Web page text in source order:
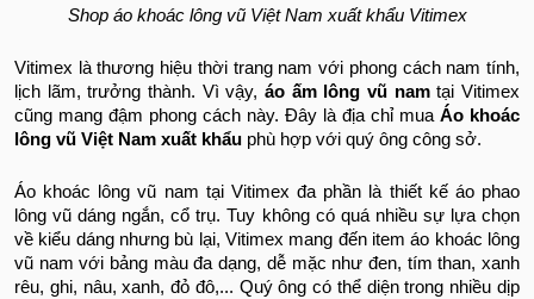
Shop áo khoác lông vũ Việt Nam xuất khẩu Vitimex
Vitimex là thương hiệu thời trang nam với phong cách nam tính,
lịch lãm, trưởng thành. Vì vậy, áo ấm lông vũ namtại Vitimex
cũng mang đậm phong cách này. Đây là địa chỉ mua Áo khoác
lông vũ Việt Nam xuất khẩu phù hợp với quý ông công sở.
Áo khoác lông vũ nam tại Vitimex đa phần là thiết kế áo phao
lông vũ dáng ngắn, cổ trụ. Tuy không có quá nhiều sự lựa chọn
về kiểu dáng nhưng bù lại, Vitimex mang đến item áo khoác lông
vũ nam với bảng màu đa dạng, dễ mặc như đen, tím than, xanh
rêu, ghi, nâu, xanh, đỏ đô,... Quý ông có thể diện trong nhiều dịp